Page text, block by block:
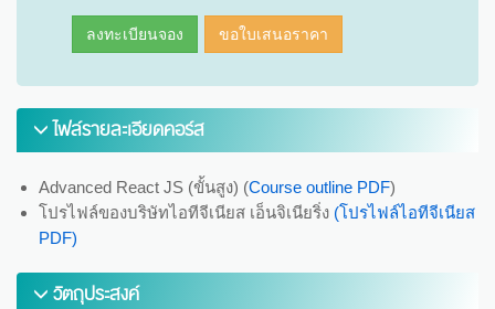
ลงทะเบียนจอง ขอใบเสนอราคา
ไฟล์รายละเอียดคอร์ส
Advanced React JS (ขั้นสูง) (Course outline PDF)
โปรไฟล์ของบริษัทไอทีจีเนียส เอ็นจิเนียริ่ง (โปรไฟล์ไอทีจีเนียส
PDF)
วัตถุประสงค์